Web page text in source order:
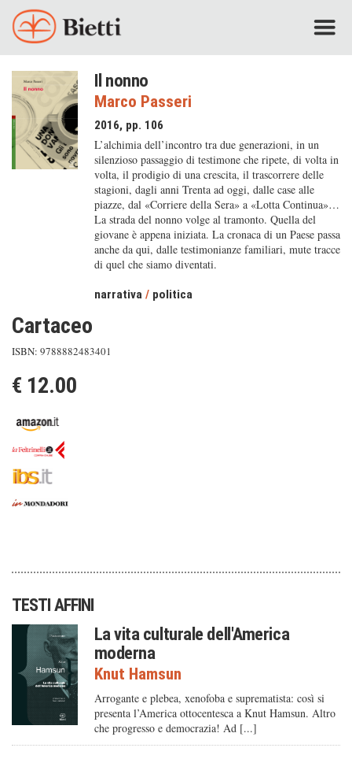
Il nonno
Marco Passeri
2016, pp. 106
L’alchimia dell’incontro tra due generazioni, in un
silenzioso passaggio di testimone che ripete, di volta in
volta, il prodigio di una crescita, il trascorrere delle
stagioni, dagli anni Trenta ad oggi, dalle case alle
piazze, dal «Corriere della Sera» a «Lotta Continua»…
La strada del nonno volge al tramonto. Quella del
giovane è appena iniziata. La cronaca di un Paese passa
anche da qui, dalle testimonianze familiari, mute tracce
di quel che siamo diventati.
narrativa / politica
Cartaceo
ISBN: 9788882483401
€ 12.00
TESTI AFFINI
La vita culturale dell'America
moderna
Knut Hamsun
Arrogante e plebea, xenofoba e suprematista: così si
presenta l’America ottocentesca a Knut Hamsun. Altro
che progresso e democrazia! Ad [...]